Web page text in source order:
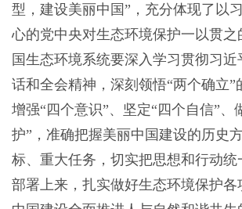
型，建设美丽中国”，充分体现了以
心的党中央对生态环境保护一以贯之
国生态环境系统要深入学习贯彻习
话和全会精神，深刻领悟“两个确立”
增强“四个意识”、坚定“四个自信”、
护”，准确把握美丽中国建设的历史
标、重大任务，切实把思想和行动
部署上来，扎实做好生态环境保护